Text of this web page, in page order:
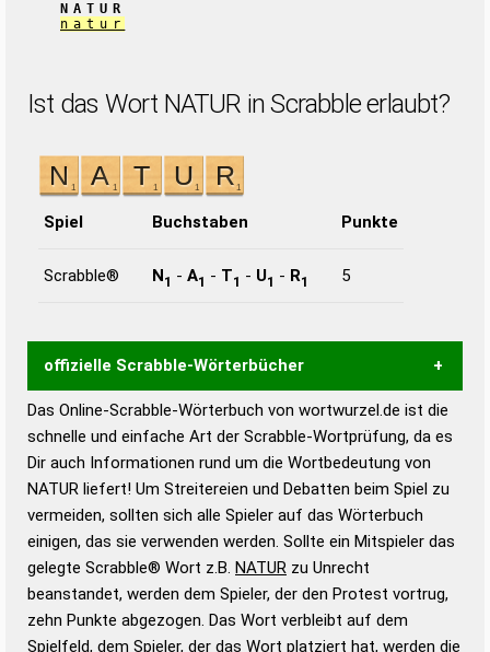
NATUR
natur
Ist das Wort NATUR in Scrabble erlaubt?
Spiel Buchstaben Punkte
Scrabble® N1 - A1 - T1 - U1 - R1 5
offizielle Scrabble-Wörterbücher
Wortwurzel liefert mit Hilfe eines semantischen
Wortanalyse-Algorithmus gute Anhaltspunkte zu
Wortbedeutung, Worttrennung und Wortform, um die
Gültigkeit eines Wortes für das Scrabble-Spiel zu
bestimmen!
zugelassene Turnier Scrabble-
Wörterbücher sind:
Duden – Standardwerk in 12 Bänden
Duden – Richtiges und gutes
Das Online-Scrabble-Wörterbuch von wortwurzel.de ist die
schnelle und einfache Art der Scrabble-Wortprüfung, da es
Dir auch Informationen rund um die Wortbedeutung von
NATUR liefert! Um Streitereien und Debatten beim Spiel zu
vermeiden, sollten sich alle Spieler auf das Wörterbuch
einigen, das sie verwenden werden. Sollte ein Mitspieler das
gelegte Scrabble® Wort z.B. NATUR zu Unrecht
beanstandet, werden dem Spieler, der den Protest vortrug,
zehn Punkte abgezogen. Das Wort verbleibt auf dem
Spielfeld, dem Spieler, der das Wort platziert hat, werden die